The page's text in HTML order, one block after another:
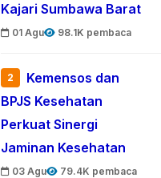
Kajari Sumbawa Barat
01 Agu 98.1K pembaca
2
Kemensos dan
BPJS Kesehatan
Perkuat Sinergi
Jaminan Kesehatan
03 Agu 79.4K pembaca